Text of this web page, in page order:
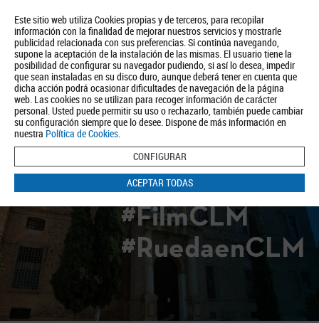
Este sitio web utiliza Cookies propias y de terceros, para recopilar
información con la finalidad de mejorar nuestros servicios y mostrarle
publicidad relacionada con sus preferencias. Si continúa navegando,
supone la aceptación de la instalación de las mismas. El usuario tiene la
posibilidad de configurar su navegador pudiendo, si así lo desea, impedir
que sean instaladas en su disco duro, aunque deberá tener en cuenta que
dicha acción podrá ocasionar dificultades de navegación de la página
web. Las cookies no se utilizan para recoger información de carácter
personal. Usted puede permitir su uso o rechazarlo, también puede cambiar
su configuración siempre que lo desee. Dispone de más información en
nuestra Política de Cookies.
CONFIGURAR
ACEPTAR TODAS
Quiénes somos Turismo Política de Privacidad Aviso Legal
Política de Cookies
BUSCAR
#FilmCLM
#RuedaenCLM